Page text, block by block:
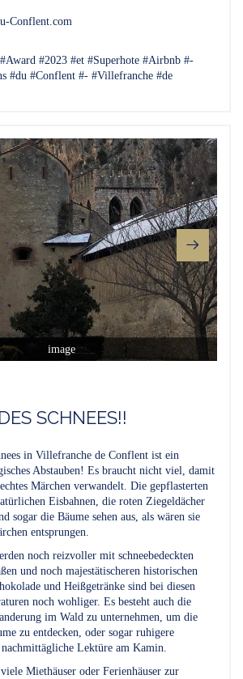
Conflent.com
#2023 #et #Superhote #Airbnb #-
#du #Conflent #- #Villefranche #de
image
SCHNEES!!
in Villefranche de Conflent ist ein
Abstauben! Es braucht nicht viel, damit
Märchen verwandelt. Die gepflasterten
Eisbahnen, die roten Ziegeldächer
sogar die Bäume sehen aus, als wären sie
entsprungen.
noch reizvoller mit schneebedeckten
und noch majestätischeren historischen
und Heißgetränke sind bei diesen
noch wohliger. Es besteht auch die
im Wald zu unternehmen, um die
zu entdecken, oder sogar ruhigere
Lektüre am Kamin.
Miethäuser oder Ferienhäuser zur